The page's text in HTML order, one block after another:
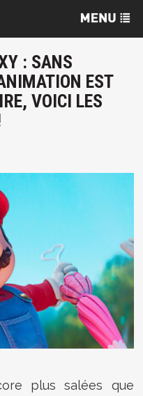
: SANS
EST
VOICI LES
plus salées que